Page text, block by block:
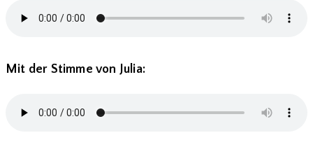
Mit der Stimme von Julia: